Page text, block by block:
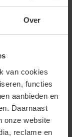
Over
van cookies
functies
aanbieden en
Daarnaast
onze website
reclame en
km woon-
ATV dagen